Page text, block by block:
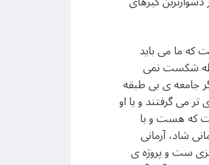
که ما می باید
شکست نمی
جامعه ی بی طبقه
می گرفتند و یا او
که هست و با
شاد، آرمانی
ست و پروژه ی